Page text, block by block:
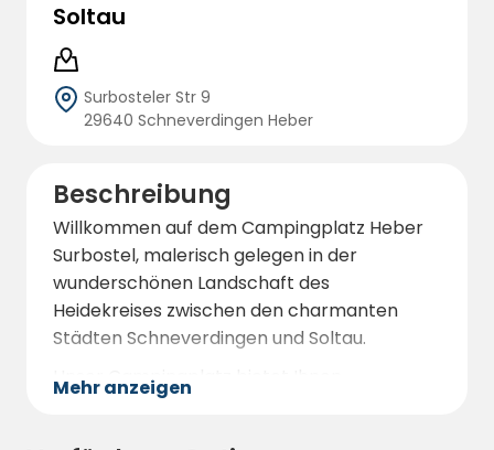
Soltau
Surbosteler Str 9
29640 Schneverdingen Heber
Beschreibung
Willkommen auf dem Campingplatz Heber
Surbostel, malerisch gelegen in der
wunderschönen Landschaft des
Heidekreises zwischen den charmanten
Städten Schneverdingen und Soltau.
Unser Campingplatz bietet Ihnen
großzügige Stellplätze in absolut ruhiger
Mehr anzeigen